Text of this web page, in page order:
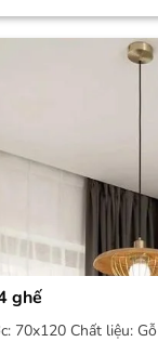
ghế
70x120 Chất liệu: